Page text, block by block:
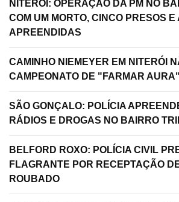
NITERÓI: OPERAÇÃO DA PM NO
COM UM MORTO, CINCO PRESOS E
APREENDIDAS
CAMINHO NIEMEYER EM NITERÓI
CAMPEONATO DE "FARMAR
SÃO GONÇALO: POLÍCIA
RÁDIOS E DROGAS NO BAIRRO
BELFORD ROXO: POLÍCIA CIVIL
FLAGRANTE POR RECEPTAÇÃO
ROUBADO